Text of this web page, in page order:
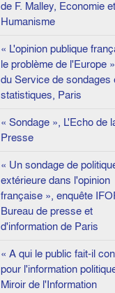
de F. Malley, Economie et
Humanisme
« L'opinion publique
le problème de l'Europe
du Service de sondages
statistiques, Paris
« Sondage », L'Echo de
Presse
« Un sondage de
extérieure dans l'opinion
française », enquête
Bureau de presse et
d'information de Paris
« A qui le public fait-il
pour l'information
Miroir de l'Information